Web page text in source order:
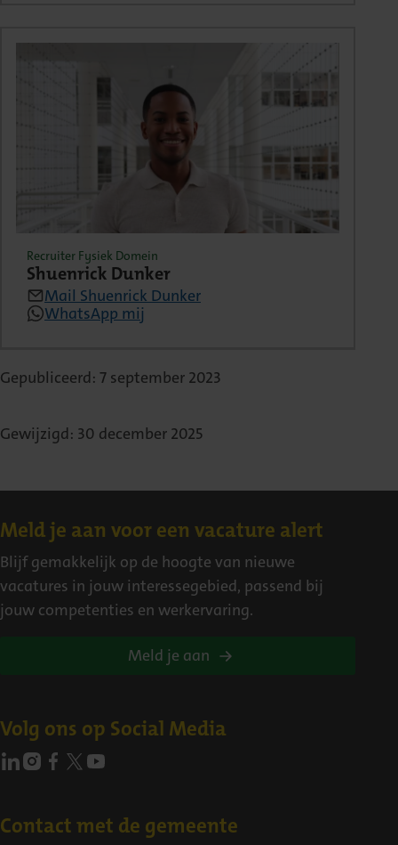
Shuenrick Dunker
Recruiter Fysiek Domein
Mail Shuenrick Dunker
WhatsApp mij
Gepubliceerd: 7 september 2023
Gewijzigd: 30 december 2025
Contact
Meld je aan voor een vacature alert
Blijf gemakkelijk op de hoogte van nieuwe
vacatures in jouw interessegebied, passend bij
jouw competenties en werkervaring.
Meld je aan
Volg ons op Social Media
Contact met de gemeente